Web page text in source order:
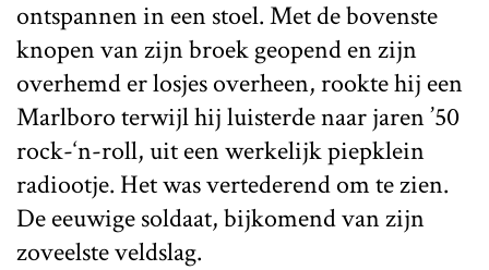
ontspannen in een stoel. Met de bovenste
knopen van zijn broek geopend en zijn
overhemd er losjes overheen, rookte hij een
Marlboro terwijl hij luisterde naar jaren ’50
rock-‘n-roll, uit een werkelijk piepklein
radiootje. Het was vertederend om te zien.
De eeuwige soldaat, bijkomend van zijn
zoveelste veldslag.